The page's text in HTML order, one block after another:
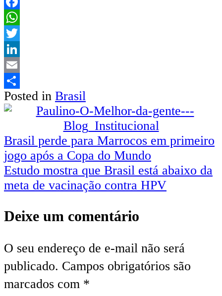
Facebook
WhatsApp
Twitter
LinkedIn
Email
Share
Posted in Brasil
Navegação
de
Post
Brasil perde para Marrocos em primeiro
jogo após a Copa do Mundo
Estudo mostra que Brasil está abaixo da
meta de vacinação contra HPV
Deixe um comentário
O seu endereço de e-mail não será
publicado. Campos obrigatórios são
marcados com *